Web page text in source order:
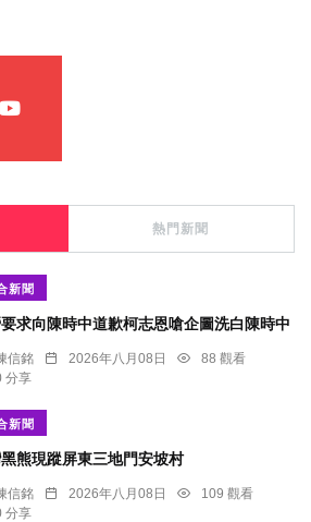
熱門新聞
新聞
求向陳時中道歉柯志恩嗆企圖洗白陳時中
信銘 2026年八月08日
88 觀看
分享
新聞
熊現蹤屏東三地門安坡村
信銘 2026年八月08日
109 觀看
分享